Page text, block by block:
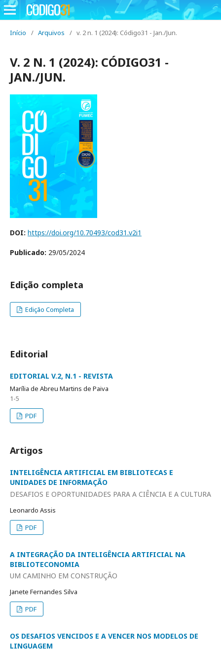
Início / Arquivos / v. 2 n. 1 (2024): Código31 - Jan./Jun.
V. 2 N. 1 (2024): CÓDIGO31 -
JAN./JUN.
DOI: https://doi.org/10.70493/cod31.v2i1
Publicado: 29/05/2024
Edição completa
Edição Completa
Editorial
EDITORIAL V.2, N.1 - REVISTA
Marília de Abreu Martins de Paiva
1-5
PDF
Artigos
INTELIGÊNCIA ARTIFICIAL EM BIBLIOTECAS E
UNIDADES DE INFORMAÇÃO
DESAFIOS E OPORTUNIDADES PARA A CIÊNCIA E A CULTURA
Leonardo Assis
PDF
A INTEGRAÇÃO DA INTELIGÊNCIA ARTIFICIAL NA
BIBLIOTECONOMIA
UM CAMINHO EM CONSTRUÇÃO
Janete Fernandes Silva
PDF
OS DESAFIOS VENCIDOS E A VENCER NOS MODELOS DE
LINGUAGEM